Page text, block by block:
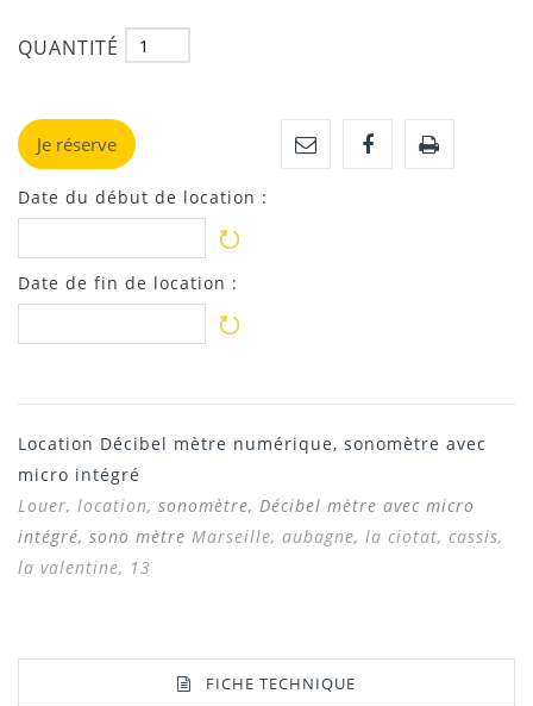
QUANTITÉ
Je réserve
Date du début de location :
Date de fin de location :
Location Décibel mètre numérique, sonomètre avec
micro intégré
Louer, location, sonomètre, Décibel mètre avec micro
intégré, sono mètre Marseille, aubagne, la ciotat, cassis,
la valentine, 13
FICHE TECHNIQUE